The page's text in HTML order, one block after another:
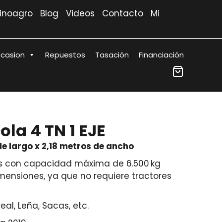
Blog Videos Contacto
Mi
Repuestos Tasación Financiación
4 TN 1 EJE
largo x 2,18 metros de ancho
capacidad máxima de 6.500 kg
ya que no requiere tractores
Leña, Sacas, etc.